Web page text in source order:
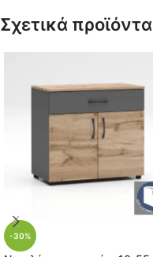
Σχετικά προϊόντα
-30%